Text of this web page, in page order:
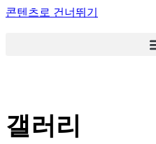
콘텐츠로 건너뛰기
갤러리